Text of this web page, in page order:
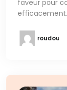
faveur pour
efficacement.
roudou